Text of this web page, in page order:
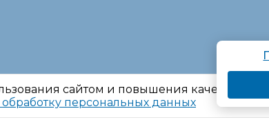
сайтом и повышения качества
обработку персональных данных